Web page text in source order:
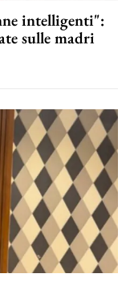
intelligenti":
sulle madri